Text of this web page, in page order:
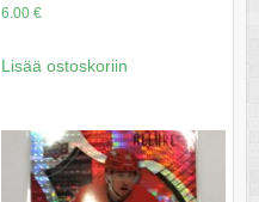
6.00 €
Lisää ostoskoriin